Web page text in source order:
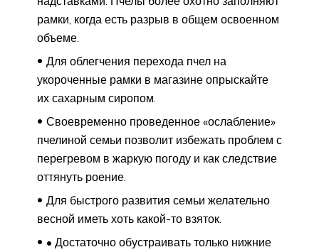
рамки, когда есть разрыв в общем освоенном
объеме.
Для облегчения перехода пчел на
укороченные рамки в магазине опрыскайте
их сахарным сиропом.
Своевременно проведенное «ослабление»
пчелиной семьи позволит избежать проблем с
перегревом в жаркую погоду и как следствие
оттянуть роение.
Для быстрого развития семьи желательно
весной иметь хоть какой-то взяток.
• Достаточно обустраивать только нижние